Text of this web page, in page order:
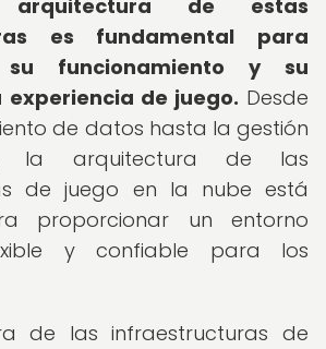
de estas
es fundamental para
su funcionamiento y su
de juego. Desde
de datos hasta la gestión
la arquitectura de las
de juego en la nube está
proporcionar un entorno
y confiable para los
de las infraestructuras de